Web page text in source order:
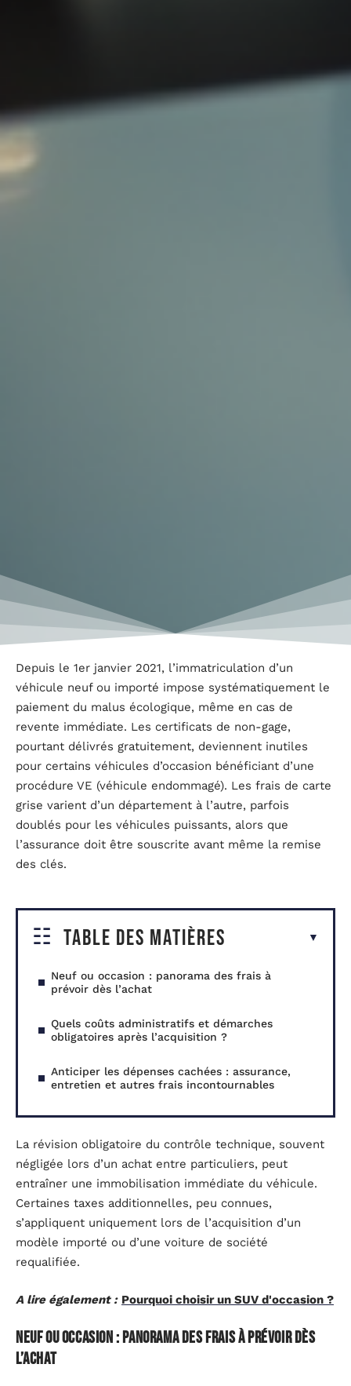
Depuis le 1er janvier 2021, l’immatriculation d’un
véhicule neuf ou importé impose systématiquement le
paiement du malus écologique, même en cas de
revente immédiate. Les certificats de non-gage,
pourtant délivrés gratuitement, deviennent inutiles
pour certains véhicules d’occasion bénéficiant d’une
procédure VE (véhicule endommagé). Les frais de carte
grise varient d’un département à l’autre, parfois
doublés pour les véhicules puissants, alors que
l’assurance doit être souscrite avant même la remise
des clés.
Table des matières
Neuf ou occasion : panorama des frais à
prévoir dès l’achat
Quels coûts administratifs et démarches
obligatoires après l’acquisition ?
Anticiper les dépenses cachées : assurance,
entretien et autres frais incontournables
La révision obligatoire du contrôle technique, souvent
négligée lors d’un achat entre particuliers, peut
entraîner une immobilisation immédiate du véhicule.
Certaines taxes additionnelles, peu connues,
s’appliquent uniquement lors de l’acquisition d’un
modèle importé ou d’une voiture de société
requalifiée.
A lire également : Pourquoi choisir un SUV d'occasion ?
Neuf ou occasion : panorama des frais à prévoir dès
l’achat